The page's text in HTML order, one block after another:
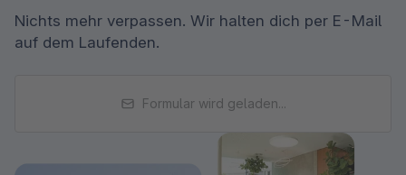
Nichts mehr verpassen. Wir halten dich per E-Mail
auf dem Laufenden.
Formular wird geladen...